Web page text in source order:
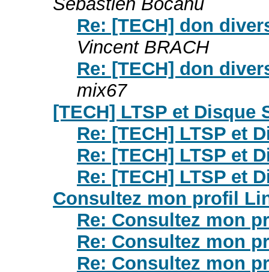
Re: [TECH] don
Vincent BRACH
Re: [TECH] don
mix67
[TECH] LTSP et Disque
Re: [TECH] LTSP et
Re: [TECH] LTSP et
Re: [TECH] LTSP et
Consultez mon profil
Re: Consultez mon
Re: Consultez mon
Re: Consultez mon